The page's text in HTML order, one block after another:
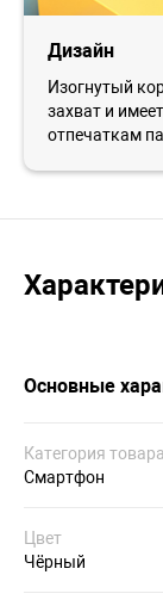
Дизайн
Изогнутый
захват и
отпечаткам
Основные
Категория товара
Смартфон
Цвет
Чёрный